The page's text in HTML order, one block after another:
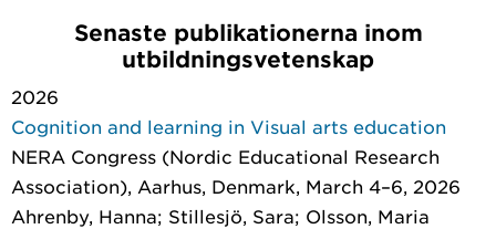
Senaste publikationerna inom
utbildningsvetenskap
2026
Cognition and learning in Visual arts education
NERA Congress (Nordic Educational Research
Association), Aarhus, Denmark, March 4–6, 2026
Ahrenby, Hanna; Stillesjö, Sara; Olsson, Maria